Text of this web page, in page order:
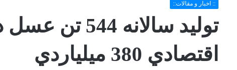
:: اخبار و مقالات::
توليد
اقتصادي 380 ميلياردي